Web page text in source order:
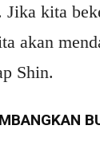
Jika kita
akan
Shin.